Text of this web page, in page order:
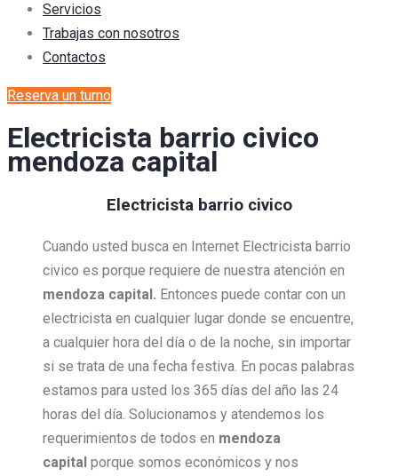
Servicios
Trabajas con nosotros
Contactos
Reserva un turno
Electricista barrio civico
mendoza capital
Electricista barrio civico
Cuando usted busca en Internet Electricista barrio
civico es porque requiere de nuestra atención en
mendoza capital. Entonces puede contar con un
electricista en cualquier lugar donde se encuentre,
a cualquier hora del día o de la noche, sin importar
si se trata de una fecha festiva. En pocas palabras
estamos para usted los 365 días del año las 24
horas del día. Solucionamos y atendemos los
requerimientos de todos en mendoza
capital porque somos económicos y nos